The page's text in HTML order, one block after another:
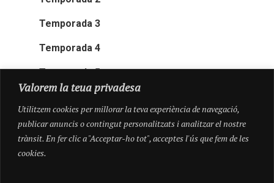
Valorem la teua privadesa
Utilitzem cookies per millorar la teva experiència de navegació,
publicar anuncis o contingut personalitzats i analitzar el nostre
trànsit. En fer clic a "Acceptar-ho tot", acceptes l'ús que fem de les
cookies.
Temporada 3
Temporada 4
Temporada 5